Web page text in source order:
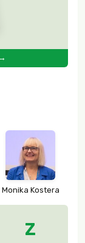
Monika Kostera
Z